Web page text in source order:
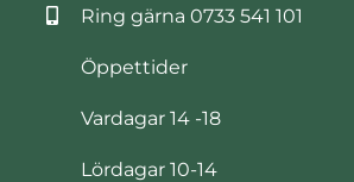
Ring gärna 0733 541 101
Öppettider
Vardagar 14 -18
Lördagar 10-14